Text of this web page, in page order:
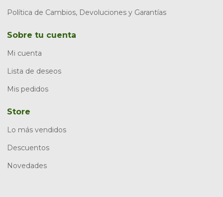
Política de Cambios, Devoluciones y Garantías
Sobre tu cuenta
Mi cuenta
Lista de deseos
Mis pedidos
Store
Lo más vendidos
Descuentos
Novedades